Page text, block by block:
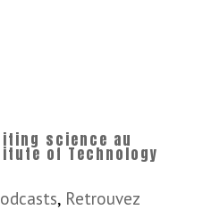
science au
of Technology
, Retrouvez